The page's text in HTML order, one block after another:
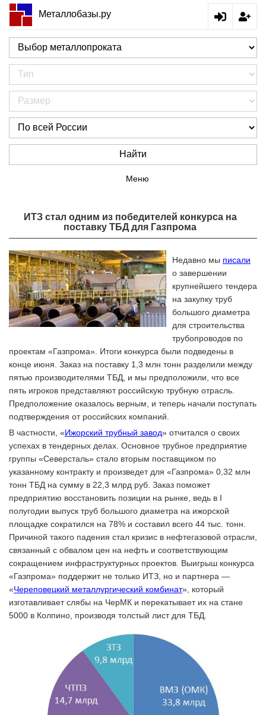
Металлобазы.ру
Найти
Меню
ИТЗ стал одним из победителей конкурса на
поставку ТБД для Газпрома
Недавно мы писали
о завершении
крупнейшего тендера
на закупку труб
большого диаметра
для строительства
трубопроводов по
проектам «Газпрома». Итоги конкурса были подведены в
конце июня. Заказ на поставку 1,3 млн тонн разделили между
пятью производителями ТБД, и мы предположили, что все
пять игроков представляют российскую трубную отрасль.
Предположение оказалось верным, и теперь начали поступать
подтверждения от российских компаний.
В частности, «Ижорский трубный завод» отчитался о своих
успехах в тендерных делах. Основное трубное предприятие
группы «Северсталь» стало вторым поставщиком по
указанному контракту и произведет для «Газпрома» 0,32 млн
тонн ТБД на сумму в 22,3 млрд руб. Заказ поможет
предприятию восстановить позиции на рынке, ведь в I
полугодии выпуск труб большого диаметра на ижорской
площадке сократился на 78% и составил всего 44 тыс. тонн.
Причиной такого падения стал кризис в нефтегазовой отрасли,
связанный с обвалом цен на нефть и соответствующим
сокращением инфраструктурных проектов. Выигрыш конкурса
«Газпрома» поддержит не только ИТЗ, но и партнера —
«Череповецкий металлургический комбинат», который
изготавливает слябы на ЧерМК и перекатывает их на стане
5000 в Колпино, производя толстый лист для ТБД.